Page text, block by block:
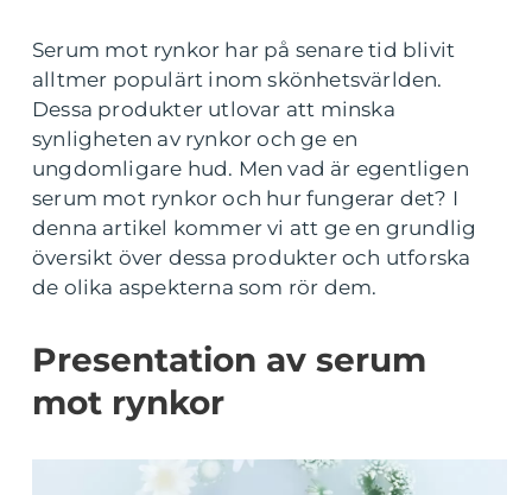
Serum mot rynkor har på senare tid blivit
alltmer populärt inom skönhetsvärlden.
Dessa produkter utlovar att minska
synligheten av rynkor och ge en
ungdomligare hud. Men vad är egentligen
serum mot rynkor och hur fungerar det? I
denna artikel kommer vi att ge en grundlig
översikt över dessa produkter och utforska
de olika aspekterna som rör dem.
Presentation av serum
mot rynkor